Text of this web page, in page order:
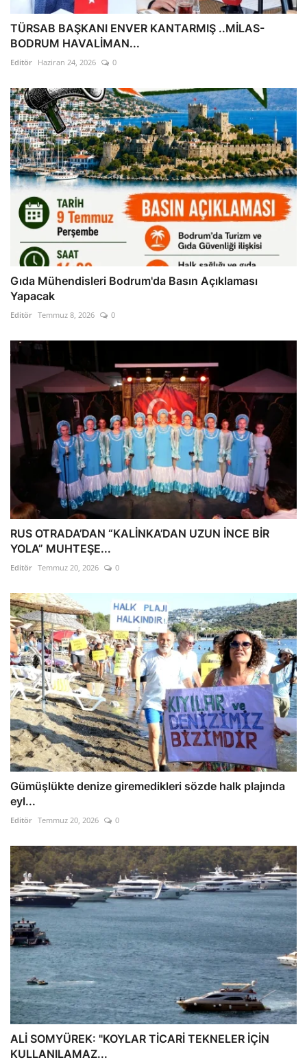
TÜRSAB BAŞKANI ENVER KANTARMIŞ ..MİLAS-
BODRUM HAVALİMAN...
Editör Haziran 24, 2026 0
Gıda Mühendisleri Bodrum'da Basın Açıklaması
Yapacak
Editör Temmuz 8, 2026 0
RUS OTRADA’DAN “KALİNKA’DAN UZUN İNCE BİR
YOLA” MUHTEŞE...
Editör Temmuz 20, 2026 0
Gümüşlükte denize giremedikleri sözde halk plajında
eyl...
Editör Temmuz 20, 2026 0
ALİ SOMYÜREK: "KOYLAR TİCARİ TEKNELER İÇİN
KULLANILAMAZ...